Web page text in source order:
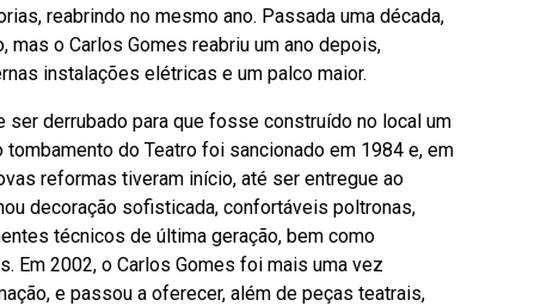
reabrindo no mesmo ano. Passada uma década,
o Carlos Gomes reabriu um ano depois,
instalações elétricas e um palco maior.
ser derrubado para que fosse construído no local um
do Teatro foi sancionado em 1984 e, em
reformas tiveram início, até ser entregue ao
decoração sofisticada, confortáveis poltronas,
técnicos de última geração, bem como
Em 2002, o Carlos Gomes foi mais uma vez
e passou a oferecer, além de peças teatrais,